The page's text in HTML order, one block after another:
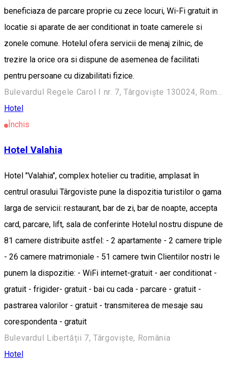
beneficiaza de parcare proprie cu zece locuri, Wi-Fi gratuit in
locatie si aparate de aer conditionat in toate camerele si
zonele comune. Hotelul ofera servicii de menaj zilnic, de
trezire la orice ora si dispune de asemenea de facilitati
pentru persoane cu dizabilitati fizice.
Hotel
Închis
Hotel Valahia
Hotel "Valahia", complex hotelier cu traditie, amplasat în
centrul orasului Târgoviste pune la dispozitia turistilor o gama
larga de servicii: restaurant, bar de zi, bar de noapte, accepta
card, parcare, lift, sala de conferinte Hotelul nostru dispune de
81 camere distribuite astfel: - 2 apartamente - 2 camere triple
- 26 camere matrimoniale - 51 camere twin Clientilor nostri le
punem la dispozitie: - WiFi internet-gratuit - aer conditionat -
gratuit - frigider- gratuit - bai cu cada - parcare - gratuit -
pastrarea valorilor - gratuit - transmiterea de mesaje sau
corespondenta - gratuit
Bulevardul Libertății 7, Târgoviște, România
Hotel